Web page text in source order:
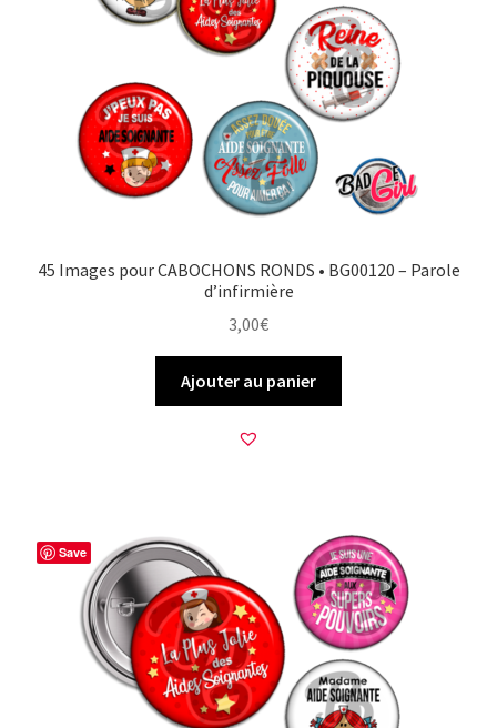
45 Images pour CABOCHONS RONDS • BG00120 – Parole
d’infirmière
3,00€
Ajouter au panier
Save